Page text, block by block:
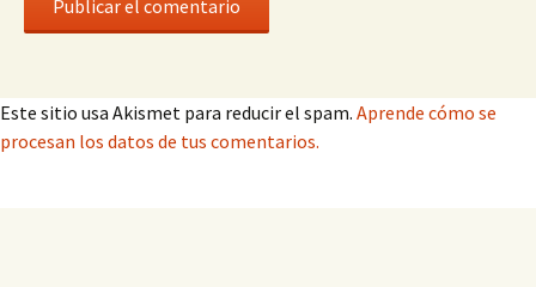
Este sitio usa Akismet para reducir el spam. Aprende cómo se
procesan los datos de tus comentarios.